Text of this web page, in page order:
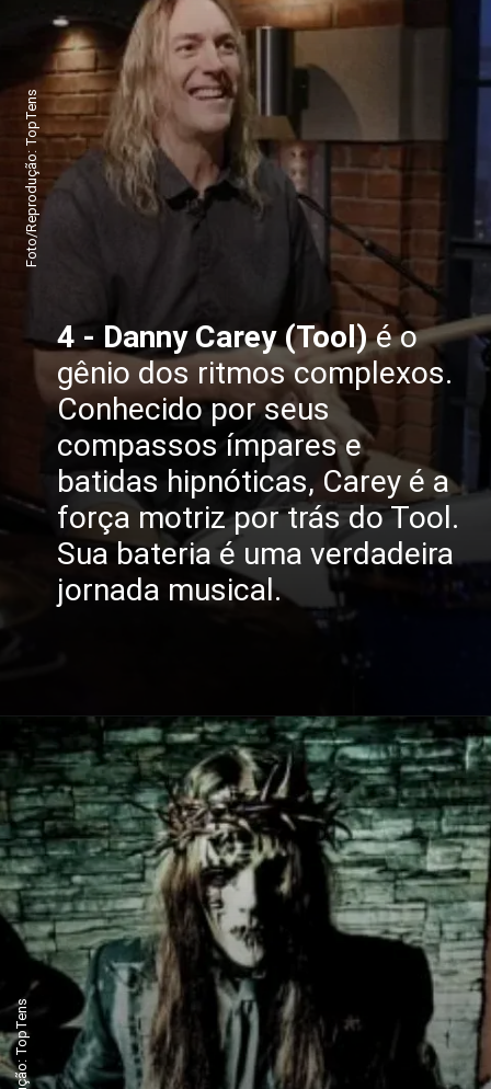
Foto/Reprodução: TopTens
4 - Danny Carey (Tool)é o
gênio dos ritmos complexos.
Conhecido por seus
compassos ímpares e
batidas hipnóticas, Carey é a
força motriz por trás do Tool.
Sua bateria é uma verdadeira
jornada musical.